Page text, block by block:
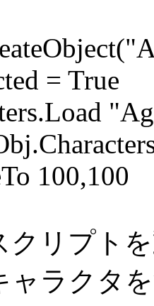
= True
100,100
クリプト
ャラクタ